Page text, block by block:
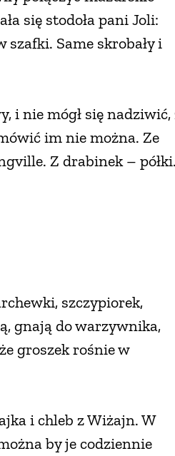
się stodoła pani Joli:
szafki. Same skrobały i
i nie mógł się nadziwić,
im nie można. Ze
Z drabinek – półki.
szczypiorek,
gnają do warzywnika,
groszek rośnie w
i chleb z Wiżajn. W
by je codziennie